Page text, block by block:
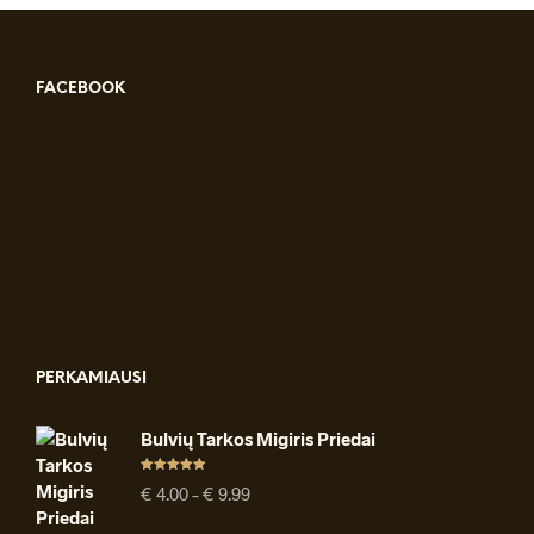
FACEBOOK
PERKAMIAUSI
Bulvių Tarkos Migiris Priedai
:4.91iš 5
€ 4.00–€ 9.99Price